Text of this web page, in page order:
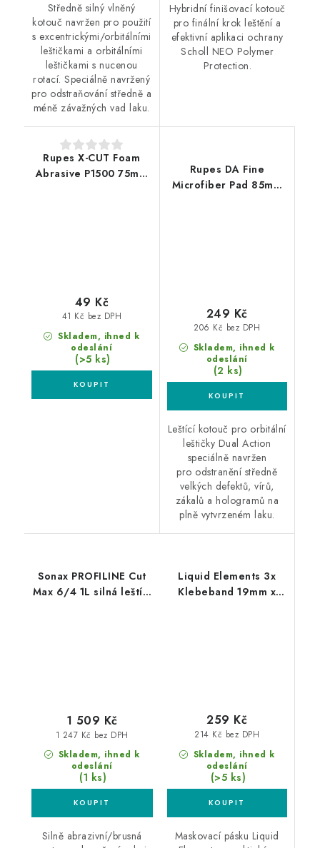
Středně silný vlněný
kotouč navržen pro použití
s excentrickými/orbitálními
leštičkami a orbitálními
leštičkami s nucenou
rotací. Speciálně navržený
pro odstraňování středně a
méně závažných vad laku.
Hybridní finišovací kotouč
pro finální krok leštění a
efektivní aplikaci ochrany
Scholl NEO Polymer
Protection.
Rupes X-CUT Foam
Abrasive P1500 75mm
Skladem, ihned k
odeslání
(>5 ks)
41 Kč bez DPH
49 Kč
Rupes DA Fine
Microfiber Pad 85mm
Skladem, ihned k
odeslání
(2 ks)
206 Kč bez DPH
249 Kč
Leštící kotouč pro orbitální
leštičky Dual Action
speciálně navržen
pro odstranění středně
velkých defektů, vírů,
zákalů a hologramů na
plně vytvrzeném laku.
Sonax PROFILINE Cut
Max 6/4 1L silná leštící
Skladem, ihned k
odeslání
(1 ks)
1 247 Kč bez DPH
1 509 Kč
Silně abrazivní/brusná
Liquid Elements 3x
Klebeband 19mm x
Skladem, ihned k
odeslání
(>5 ks)
214 Kč bez DPH
259 Kč
Maskovací pásku Liquid